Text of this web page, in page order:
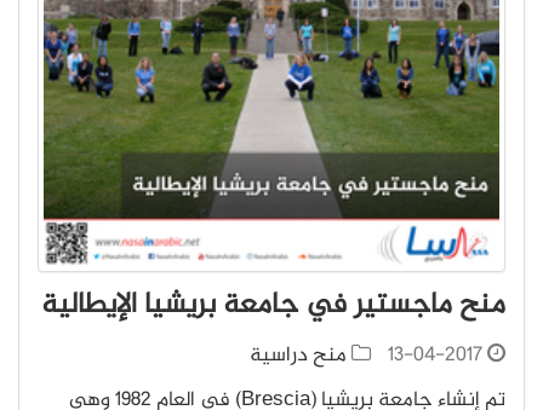
منح ماجستير في جامعة بريشيا الإيطالية
13-04-2017
منح دراسية
تم إنشاء جامعة بريشيا (Brescia) في العام 1982 وهي